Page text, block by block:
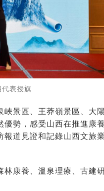
表授旗
景區、王莽嶺景區、大
勢，感受山西在推進康
道見證和記錄山西文旅
康養、溫泉理療、古建